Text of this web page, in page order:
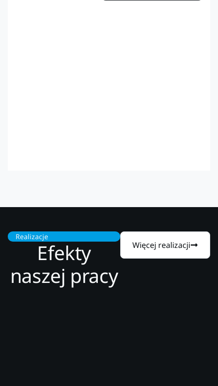
Realizacje
Efekty
naszej pracy
Więcej realizacji